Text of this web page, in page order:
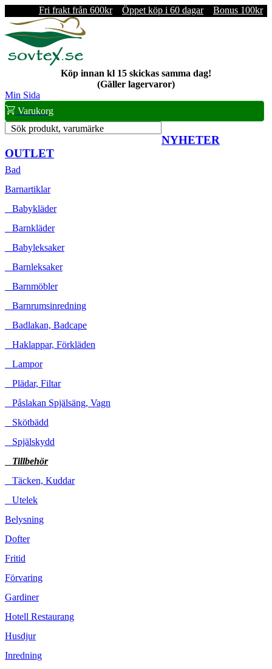
Fri frakt från 600kr Öppet köp i 60 dagar Bonus 100kr
Köp innan kl 15 skickas samma dag!
(Gäller lagervaror)
Min Sida
Varukorg
Sök produkt, varumärke
NYHETER
OUTLET
Bad
Barnartiklar
Babykläder
Barnkläder
Babyleksaker
Barnleksaker
Barnmöbler
Barnrumsinredning
Badlakan, Badcape
Haklappar, Förkläden
Lampor
Plädar, Filtar
Påslakan Spjälsäng, Vagn
Skötbädd
Spjälskydd
Tillbehör
Täcken, Kuddar
Utelek
Belysning
Dofter
Fritid
Förvaring
Gardiner
Hotell Restaurang
Husdjur
Inredning